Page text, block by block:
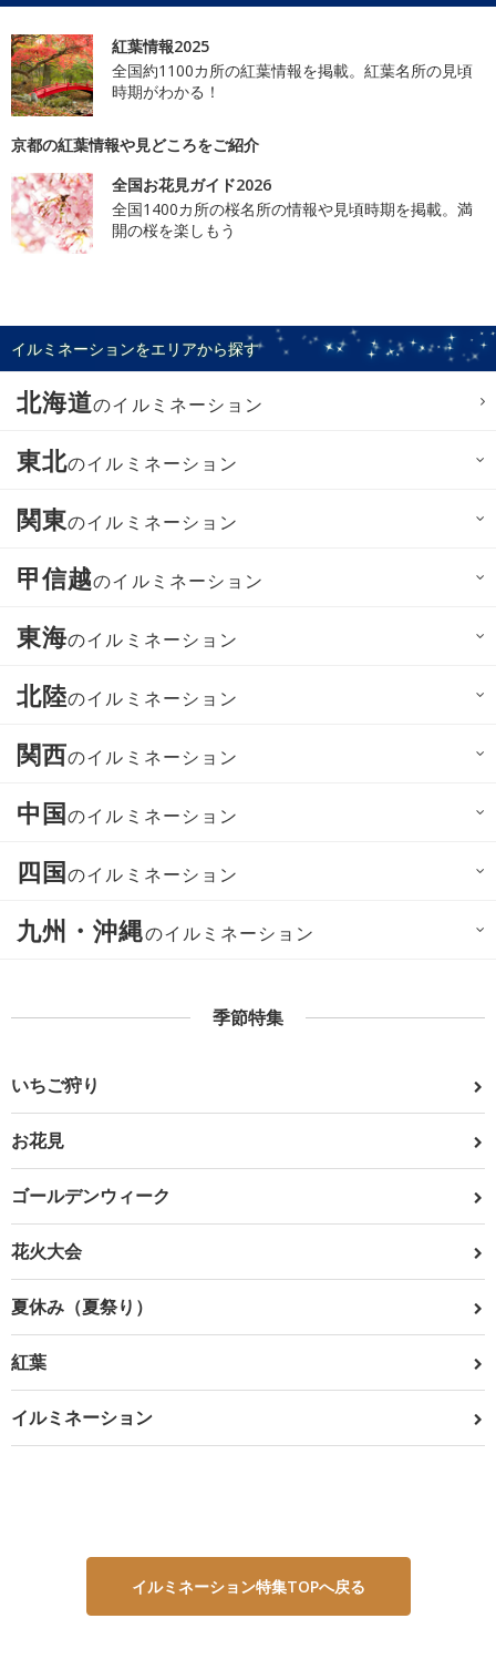
紅葉情報2025
全国約1100カ所の紅葉情報を掲載。紅葉名所の見頃
時期がわかる！
京都の紅葉情報や見どころをご紹介
全国お花見ガイド2026
全国1400カ所の桜名所の情報や見頃時期を掲載。満
開の桜を楽しもう
イルミネーションをエリアから探す
北海道のイルミネーション
東北のイルミネーション
関東のイルミネーション
甲信越のイルミネーション
東海のイルミネーション
北陸のイルミネーション
関西のイルミネーション
中国のイルミネーション
四国のイルミネーション
九州・沖縄のイルミネーション
季節特集
いちご狩り
お花見
ゴールデンウィーク
花火大会
夏休み（夏祭り）
紅葉
イルミネーション
イルミネーション特集TOPへ戻る